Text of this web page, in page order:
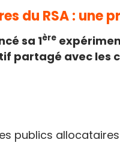
du RSA : une
sa 1ère
partagé avec
publics